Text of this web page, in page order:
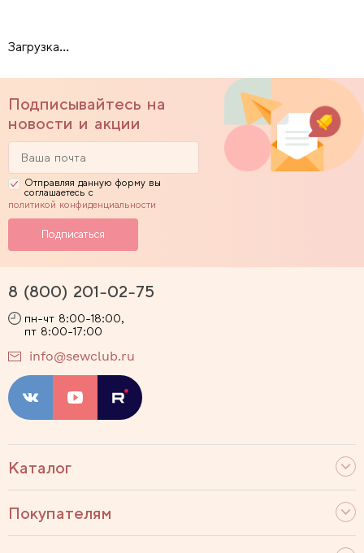
Загрузка...
Подписывайтесь на
новости и акции
Отправляя данную форму вы
соглашаетесь с
политикой конфиденциальности
Каталог
Покупателям
8 (800) 201-02-75
пн-чт 8:00-18:00,
пт 8:00-17:00
info@sewclub.ru